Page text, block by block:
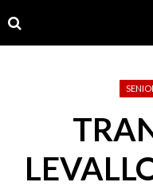
to
navigation
to
content